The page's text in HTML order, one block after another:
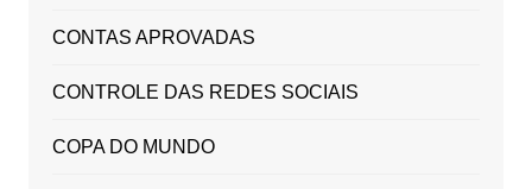
CONTAS APROVADAS
CONTROLE DAS REDES SOCIAIS
COPA DO MUNDO